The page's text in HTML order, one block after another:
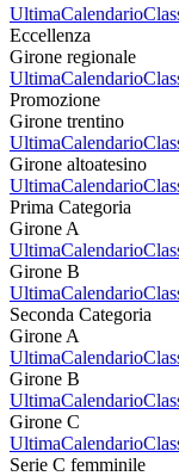
UltimaCalendario
Eccellenza
Girone regionale
UltimaCalendario
Promozione
Girone trentino
UltimaCalendario
Girone altoatesino
UltimaCalendario
Prima Categoria
Girone A
UltimaCalendario
Girone B
UltimaCalendario
Seconda Categoria
Girone A
UltimaCalendario
Girone B
UltimaCalendario
Girone C
UltimaCalendario
Serie C femminile